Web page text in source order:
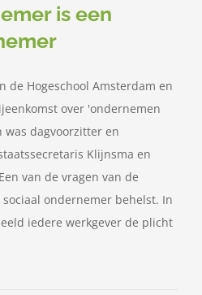
is een
de Hogeschool Amsterdam en
over 'ondernemen
was dagvoorzitter en
Klijnsma en
van de vragen van de
ondernemer behelst. In
iedere werkgever de plicht